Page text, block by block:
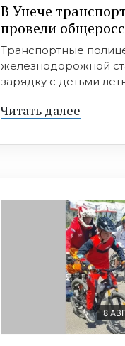
В Унече
провели
Транспортные
железнодорожной
зарядку с детьми
Читать далее
8